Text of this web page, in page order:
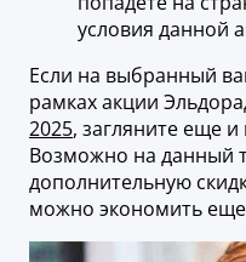
условия данной
Если на выбранный
рамках акции
2025, загляните еще
Возможно на данный
дополнительную
можно экономить